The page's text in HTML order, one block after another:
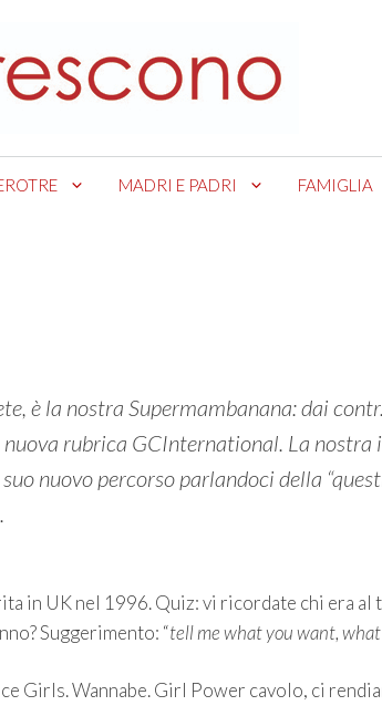
MADRI E PADRI FAMIGLIA
è la nostra Supermambanana: dai
rubrica GCInternational. La nostra
nuovo percorso parlandoci della
in UK nel 1996. Quiz: vi ricordate chi era al
Suggerimento: “tell me what you want,
Girls. Wannabe. Girl Power cavolo, ci